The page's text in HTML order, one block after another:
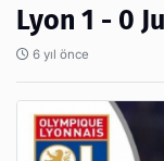
Lyon 1 - 0
6 yıl önce